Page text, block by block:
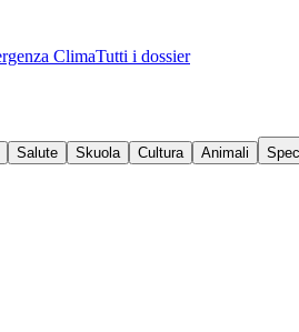
ClimaTutti i dossier
Salute Skuola Cultura Animali